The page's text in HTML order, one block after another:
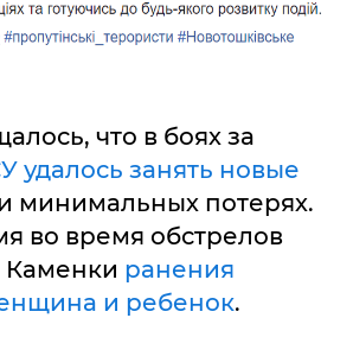
что в боях за
удалось занять новые
минимальных потерях.
во время обстрелов
ранения
и ребенок.